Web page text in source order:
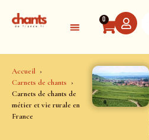
0
Accueil
Carnets de chants
Carnets de chants de
métier et vie rurale en
France